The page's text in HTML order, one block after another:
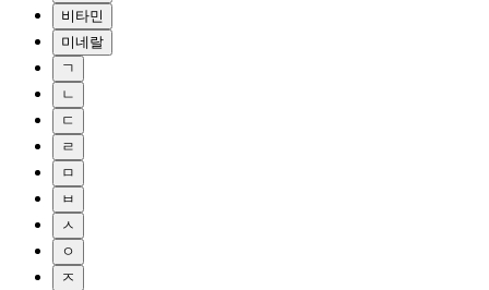
비타민
미네랄
ㄱ
ㄴ
ㄷ
ㄹ
ㅁ
ㅂ
ㅅ
ㅇ
ㅈ